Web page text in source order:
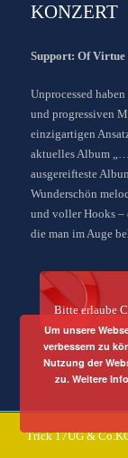
KONZERT
Support: Of
Unprocessed
und progressiven
einzigartigen
aktuelles Album
ausgereifteste
Wunderschön
und voller Hooks –
die man im Auge
Bitte erlaube
Trick 17UG &
Um unsere
verbessern zu
Nutzung der
zu. Weitere